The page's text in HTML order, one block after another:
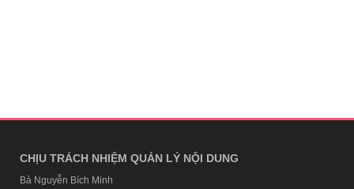
CHỊU TRÁCH NHIỆM QUẢN LÝ NỘI DUNG
Bà Nguyễn Bích Minh